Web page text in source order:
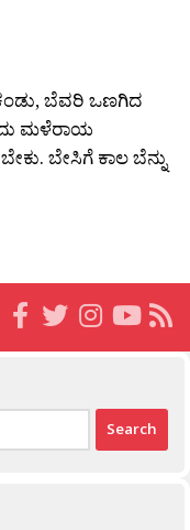
ಬೆವರಿ ಒಣಗಿದ
ಮಳೆರಾಯ
ಬೇಸಿಗೆ ಕಾಲ ಬೆನ್ನು